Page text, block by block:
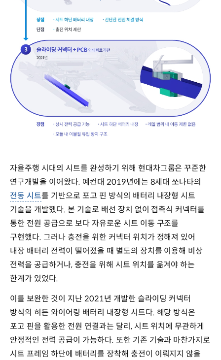
자율주행 시대의 시트를 완성하기 위해 현대차그룹은 꾸준한
연구개발을 이어왔다. 예컨대 2019년에는 8세대 쏘나타의
전동 시트를 기반으로 포고 핀 방식의 배터리 내장형 시트
기술을 개발했다. 본 기술로 배선 장치 없이 접촉식 커넥터를
통한 전원 공급으로 보다 자유로운 시트 이동 구조를
구현했다. 그러나 충전을 위한 커넥터 위치가 정해져 있어
내장 배터리 전력이 떨어졌을 때 별도의 장치를 이용해 비상
전력을 공급하거나, 충전을 위해 시트 위치를 옮겨야 하는
한계가 있었다.
이를 보완한 것이 지난 2021년 개발한 슬라이딩 커넥터
방식의 히든 와이어링 배터리 내장형 시트다. 해당 방식은
포고 핀을 활용한 전원 연결과는 달리, 시트 위치에 무관하게
안정적인 전력 공급이 가능하다. 또한 기존 기술과 마찬가지로
시트 프레임 하단에 배터리를 장착해 충전이 이뤄지지 않을